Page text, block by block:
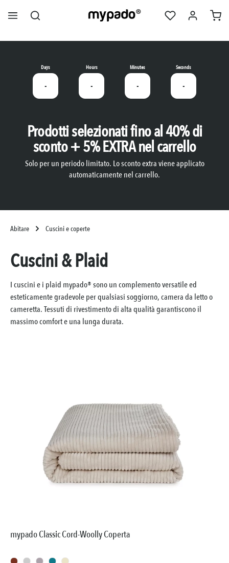
principale
Days
-
Hours
-
Minutes
-
Seconds
-
Prodotti selezionati fino al 40% di
sconto + 5% EXTRA nel carrello
Solo per un periodo limitato. Lo sconto extra viene applicato
automaticamente nel carrello.
Abitare Cuscini e coperte
Cuscini & Plaid
I cuscini e i plaid mypado® sono un complemento versatile ed
esteticamente gradevole per qualsiasi soggiorno, camera da letto o
cameretta. Tessuti di rivestimento di alta qualità garantiscono il
massimo comfort e una lunga durata.
mypado Classic Cord-Woolly Coperta